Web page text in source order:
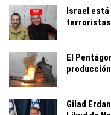
Israel está
terroristas
El
Gilad